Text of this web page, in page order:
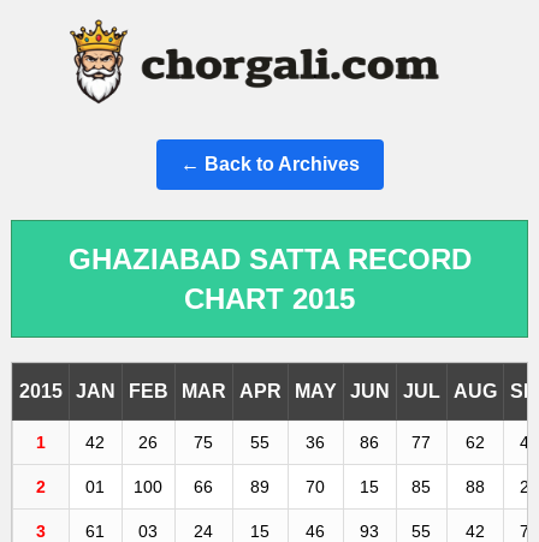
← Back to Archives
GHAZIABAD SATTA RECORD
CHART 2015
2015 JAN FEB MAR APR MAY JUN JUL AUG
1 42 26 75 55 36 86 77 62 41
2 01 100 66 89 70 15 85 88 20
3 61 03 24 15 46 93 55 42 72